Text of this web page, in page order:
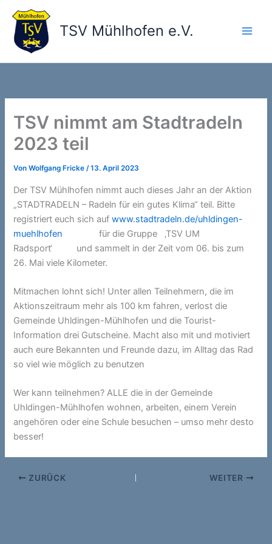
Inhalt
springen
TSV Mühlhofen e.V.
TSV nimmt am Stadtradeln
2023 teil
VonWolfgang Fricke/13. April 2023
Der TSV Mühlhofen nimmt auch dieses Jahr an der Aktion
„STADTRADELN – Radeln für ein gutes Klima“ teil. Bitte
registriert euch sich aufwww.stadtradeln.de/uhldingen-
muehlhofen für die Gruppe ‚TSV UM
Radsport‘ und sammelt in der Zeit vom 06. bis zum
26. Mai viele Kilometer.
Mitmachen lohnt sich! Unter allen Teilnehmern, die im
Aktionszeitraum mehr als 100 km fahren, verlost die
Gemeinde Uhldingen-Mühlhofen und die Tourist-
Information drei Gutscheine. Macht also mit und motiviert
auch eure Bekannten und Freunde dazu, im Alltag das Rad
so viel wie möglich zu benutzen
Wer kann teilnehmen? ALLE die in der Gemeinde
Uhldingen-Mühlhofen wohnen, arbeiten, einem Verein
angehören oder eine Schule besuchen – umso mehr desto
besser!
ZURÜCK WEITER